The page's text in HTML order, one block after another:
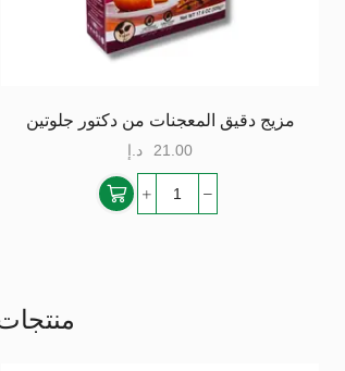
مزيج دقيق المعجنات من دكتور جلوتين
21.00 د.إ